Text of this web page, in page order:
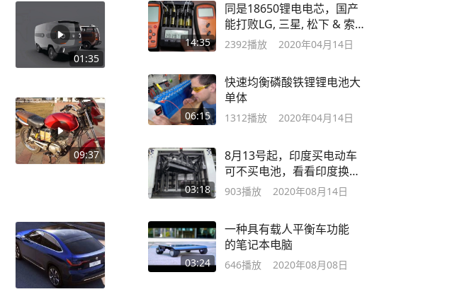
01:35
09:37
14:35
同是18650锂电电芯，国产
能打败LG, 三星, 松下 & 索
尼吗
2392播放 2020年04月14日
06:15
快速均衡磷酸铁锂锂电池大
单体
1312播放 2020年04月14日
03:18
8月13号起，印度买电动车
可不买电池，看看印度换
电一哥
903播放 2020年08月14日
03:24
一种具有载人平衡车功能
的笔记本电脑
646播放 2020年08月08日